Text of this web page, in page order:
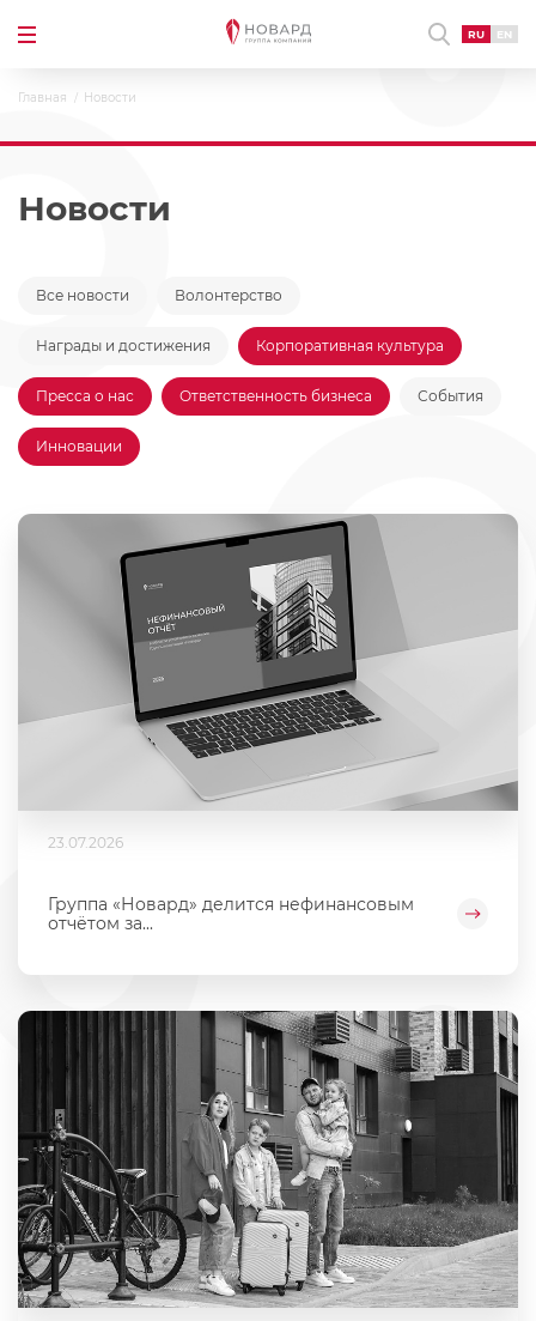
RU EN
Главная Новости
Новости
Все новости Волонтерство
Награды и достижения Корпоративная культура
Пресса о нас Ответственность бизнеса События
Инновации
23.07.2026
Группа «Новард» делится нефинансовым
отчётом за...